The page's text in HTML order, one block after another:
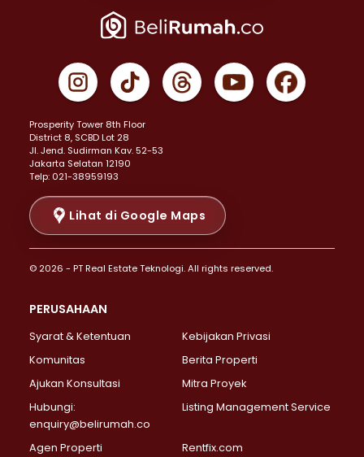
Properti Dijual di Jakarta Pusat >
Properti Dijual di Gambir >
Properti Dijual di Johar Baru >
Properti Dijual di Menteng >
Properti Dijual di Senen >
Properti Dijual di Tanah Abang >
Properti Dijual di Cikini >
Properti Dijual di Kramat >
Properti Dijual di Pasar Baru >
Properti Dijual di Bendungan Hilir >
Properti Dijual di Jakarta Selatan >
Properti Dijual di Lebak Bulus >
Properti Dijual di Gandaria Selatan >
Properti Dijual di Pondok Labu >
Properti Dijual di Lenteng Agung >
Properti Dijual di Senayan >
Properti Dijual di Pondok Pinang >
Prosperity Tower 8th Floor
District 8, SCBD Lot 28
JI. Jend. Sudirman Kav. 52-53
Jakarta Selatan 12190
Telp: 021-38959193
Lihat di Google Maps
© 2026 - PT Real Estate Teknologi. All rights reserved.
PERUSAHAAN
Syarat & Ketentuan
Kebijakan Privasi
Komunitas
Berita Properti
Ajukan Konsultasi
Mitra Proyek
Hubungi:
enquiry@belirumah.co
Listing Management Service
Agen Properti Rentfix.com